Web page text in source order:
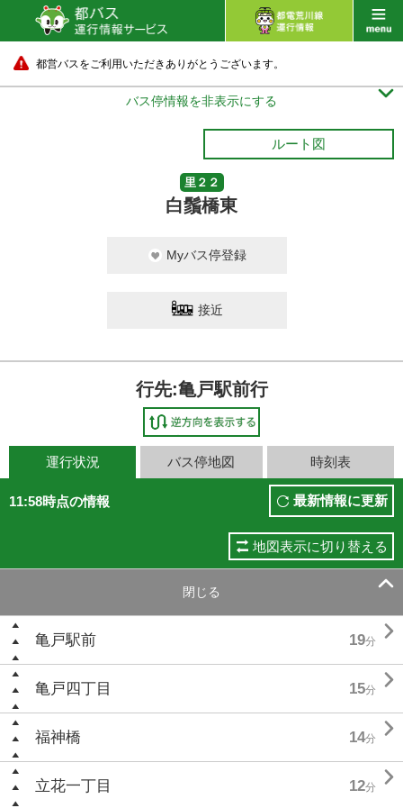
都営バスをご利用いただきありがとうございます。
バス停情報を非表示にする 
ルート図
里２２
白鬚橋東
Myバス停登録
接近
行先:亀戸駅前行
運行状況 バス停地図 時刻表
11:58時点の情報 最新情報に更新
地図表示に切り替える
閉じる 
亀戸駅前 19分 
亀戸四丁目 15分 
福神橋 14分 
立花一丁目 12分 